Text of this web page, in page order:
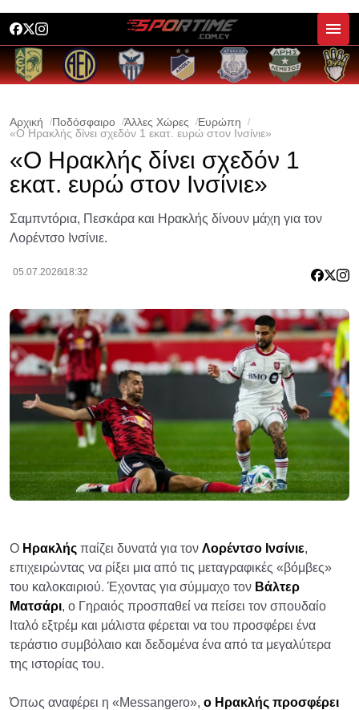
Αρχική Ποδόσφαιρο Άλλες Χώρες
Ευρώπη
«Ο Ηρακλής δίνει σχεδόν 1 εκατ. ευρώ στον Ινσίνιε»
«Ο Ηρακλής δίνει σχεδόν 1
εκατ. ευρώ στον Ινσίνιε»
Σαμπντόρια, Πεσκάρα και Ηρακλής δίνουν μάχη για τον
Λορέντσο Ινσίνιε.
05.07.2026 18:32
Ο Ηρακλής παίζει δυνατά για τον Λορέντσο Ινσίνιε,
επιχειρώντας να ρίξει μια από τις μεταγραφικές «βόμβες»
του καλοκαιριού. Έχοντας για σύμμαχο τον Βάλτερ
Ματσάρι, ο Γηραιός προσπαθεί να πείσει τον σπουδαίο
Ιταλό εξτρέμ και μάλιστα φέρεται να του προσφέρει ένα
τεράστιο συμβόλαιο και δεδομένα ένα από τα μεγαλύτερα
της ιστορίας του.
Όπως αναφέρει η «Messangero», ο Ηρακλής προσφέρει